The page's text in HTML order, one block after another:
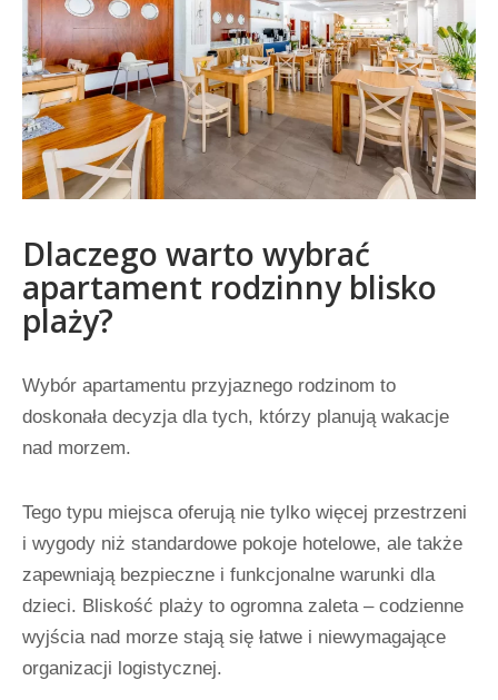
Dlaczego warto wybrać
apartament rodzinny blisko
plaży?
Wybór apartamentu przyjaznego rodzinom to
doskonała decyzja dla tych, którzy planują wakacje
nad morzem.
Tego typu miejsca oferują nie tylko więcej przestrzeni
i wygody niż standardowe pokoje hotelowe, ale także
zapewniają bezpieczne i funkcjonalne warunki dla
dzieci. Bliskość plaży to ogromna zaleta – codzienne
wyjścia nad morze stają się łatwe i niewymagające
organizacji logistycznej.